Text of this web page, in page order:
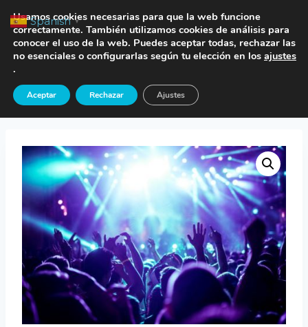
Saltar
contenido
TE LLAMAMOS
Inicio / Tienda / Seguro Protección de Eventos
Seguro Caseta Feria
Spanish ▼
Usamos cookies necesarias para que la web funcione
correctamente. También utilizamos cookies de análisis para
conocer el uso de la web. Puedes aceptar todas, rechazar las
no esenciales o configurarlas según tu elección en los ajustes
.
Aceptar Rechazar Ajustes